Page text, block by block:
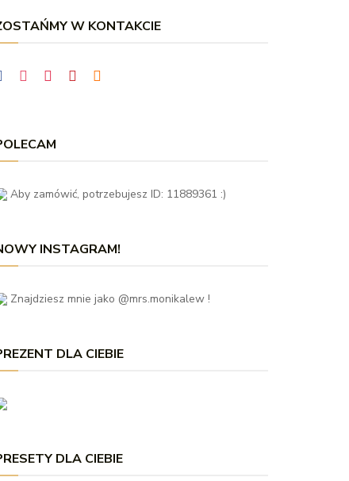
W KONTAKCIE
Aby zamówić, potrzebujesz ID: 11889361 :)
INSTAGRAM!
Znajdziesz mnie jako @mrs.monikalew !
DLA CIEBIE
DLA CIEBIE